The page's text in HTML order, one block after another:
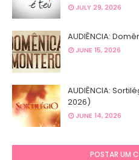
JULY 29, 2026
AUDIÊNCIA:
JUNE 15, 2026
AUDIÊNCIA:
2026)
JUNE 14, 2026
POSTAR UM